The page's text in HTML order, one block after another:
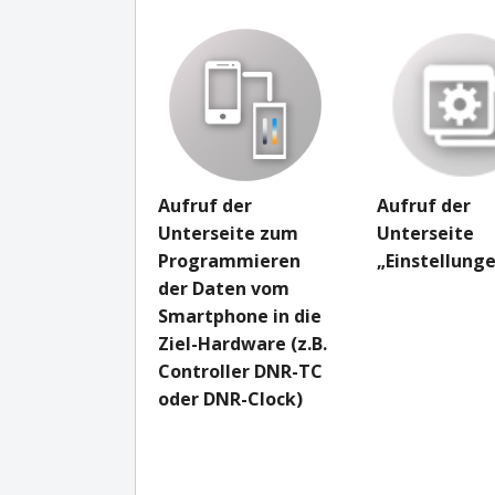
Aufruf der
Unterseite zum
Programmieren
der Daten vom
Smartphone in die
Ziel-Hardware (z.B.
Controller DNR-TC
oder DNR-Clock)
Aufruf der
Unterseite